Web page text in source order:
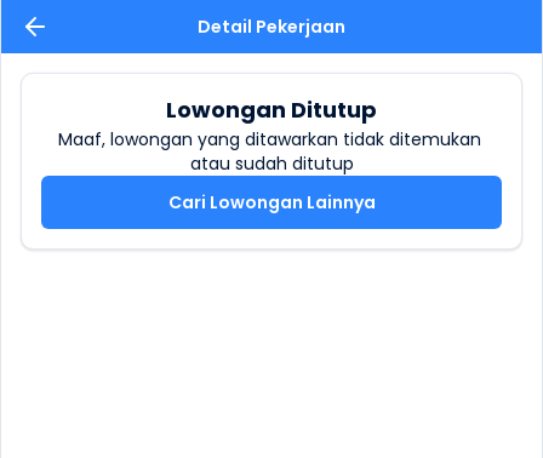
Detail Pekerjaan
Lowongan Ditutup
Maaf, lowongan yang ditawarkan tidak ditemukan
atau sudah ditutup
Cari Lowongan Lainnya